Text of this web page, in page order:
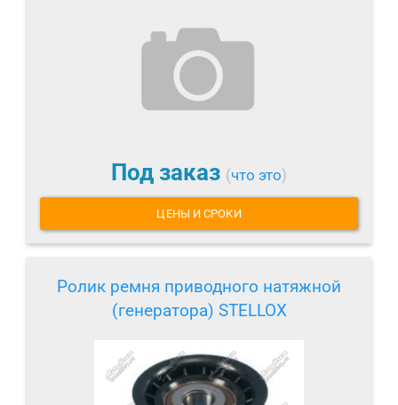
Под заказ (что это)
ЦЕНЫ И СРОКИ
Ролик ремня приводного натяжной
(генератора) STELLOX